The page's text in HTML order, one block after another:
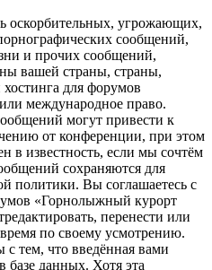
оскорбительных, угрожающих,
сообщений,
и прочих сообщений,
вашей страны, страны,
хостинга для форумов
международное право.
могут привести к
от конференции, при этом
в известность, если мы сочтём
сохраняются для
политики. Вы соглашаетесь с
«Горнолыжный курорт
перенести или
по своему усмотрению.
с тем, что введённая вами
базе данных. Хотя эта